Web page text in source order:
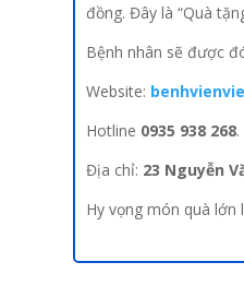
đồng. Đây là “Quà
Bệnh nhân sẽ được
Website:
Hotline 0935 938 268.
Địa chỉ: 23 Nguyễn
Hy vọng món quà